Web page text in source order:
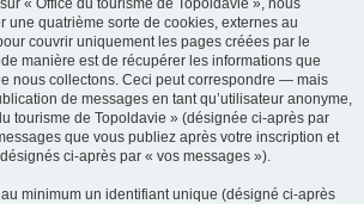
« Office du tourisme de Topoldavie », nous
une quatrième sorte de cookies, externes au
couvrir uniquement les pages créées par le
manière est de récupérer les informations que
nous collectons. Ceci peut correspondre — mais
de messages en tant qu’utilisateur anonyme,
tourisme de Topoldavie » (désignée ci-après par
que vous publiez après votre inscription et
ci-après par « vos messages »).
minimum un identifiant unique (désigné ci-après